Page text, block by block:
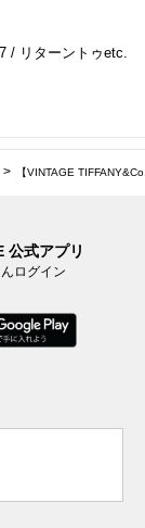
/ リターントゥetc.
【VINTAGE
公式アプリ
ログイン